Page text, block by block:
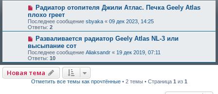
Радиатор отопителя Джили Атлас. Печка Geely Atlas
плохо греет
Последнее сообщение sbyaka « 09 дек 2023, 14:25
Ответы: 2
Разваливается радиатор Geely Atlas NL-3 или
высыпание сот
Последнее сообщение Aliaksandr « 19 дек 2019, 07:11
Ответы: 10
Новая тема
Отметить все темы как прочтённые• 2 темы • Страница 1 из 1